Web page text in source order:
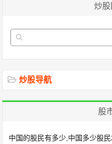
炒股
炒股导航
股
中国的股民有多少,中国多少股